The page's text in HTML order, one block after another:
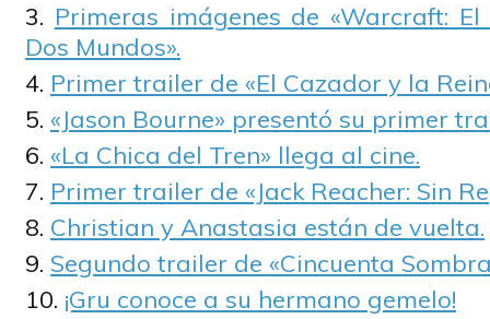
Primeras imágenes de «Warcraft:
Dos Mundos».
Primer trailer de «El Cazador y la
«Jason Bourne» presentó su primer
«La Chica del Tren» llega al cine.
Primer trailer de «Jack Reacher: Sin
Christian y Anastasia están de vuelta.
Segundo trailer de «Cincuenta
¡Gru conoce a su hermano gemelo!